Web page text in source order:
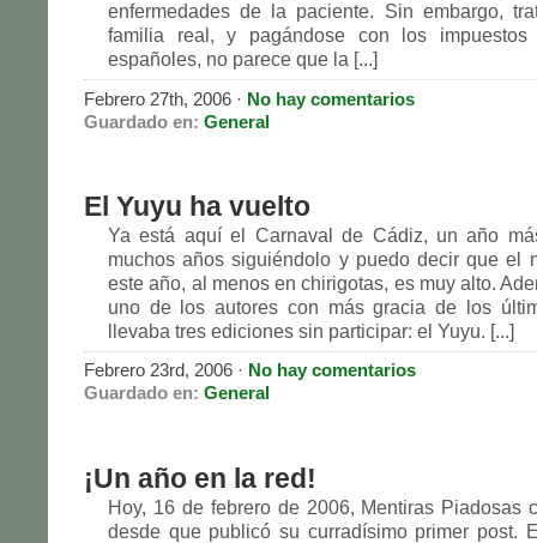
enfermedades de la paciente. Sin embargo,
familia real, y pagándose con los
españoles, no parece que la [...]
Febrero 27th, 2006 · No hay comentarios
Guardado en: General
El Yuyu ha vuelto
Ya está aquí el Carnaval de Cádiz, un año
muchos años siguiéndolo y puedo decir que el
este año, al menos en chirigotas, es muy alto.
uno de los autores con más gracia de los
llevaba tres ediciones sin participar: el Yuyu. [...]
Febrero 23rd, 2006 · No hay comentarios
Guardado en: General
¡Un año en la red!
Hoy, 16 de febrero de 2006, Mentiras Piadosas
desde que publicó su curradísimo primer post.